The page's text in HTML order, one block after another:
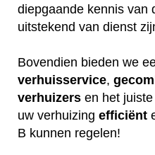
diepgaande kennis van
uitstekend van dienst
Bovendien bieden we
verhuisservice,
verhuizers en het
uw verhuizing efficiënt
B kunnen regelen!